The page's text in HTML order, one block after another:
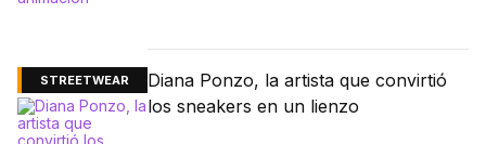
STREETWEAR
Diana Ponzo, la artista que convirtió
los sneakers en un lienzo